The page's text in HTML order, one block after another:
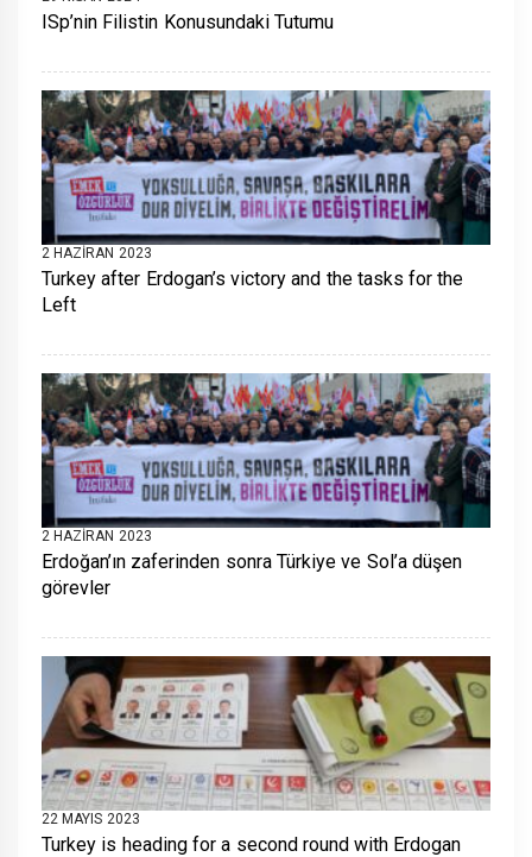
ISp’nin Filistin Konusundaki Tutumu
2 HAZIRAN 2023
Turkey after Erdogan’s victory and the tasks for the
Left
2 HAZIRAN 2023
Erdoğan’ın zaferinden sonra Türkiye ve Sol’a düşen
görevler
22 MAYIS 2023
Turkey is heading for a second round with Erdogan